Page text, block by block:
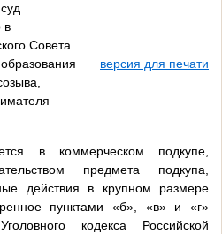
в
Совета
версия для печати
в коммерческом подкупе,
предмета подкупа,
действия в крупном размере
пунктами «б», «в» и «г»
кодекса Российской